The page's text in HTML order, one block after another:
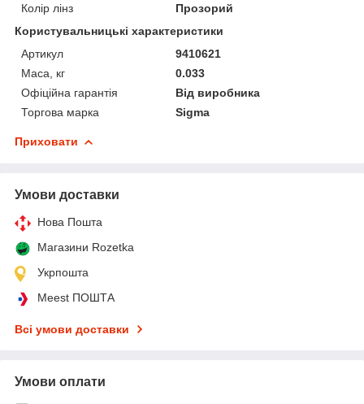
Колір лінз
Прозорий
Користувальницькі характеристики
Артикул
9410621
Маса, кг
0.033
Офіційна гарантія
Від виробника
Торгова марка
Sigma
Приховати
Умови доставки
Нова Пошта
Магазини Rozetka
Укрпошта
Meest ПОШТА
Всі умови доставки
Умови оплати